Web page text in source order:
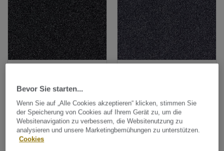
ARCADE B023 9501
Vergleichen
ARCADE B023 9013
Vergleichen
Bevor Sie starten...
Wenn Sie auf „Alle Cookies akzeptieren“ klicken, stimmen Sie
der Speicherung von Cookies auf Ihrem Gerät zu, um die
Websitenavigation zu verbessern, die Websitenutzung zu
analysieren und unsere Marketingbemühungen zu unterstützen.
Cookies